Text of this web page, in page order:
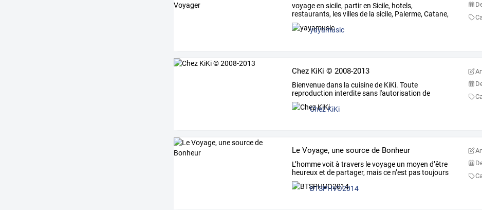
voyageen sicile, partiren Sicile, hotels,
restaurants, lesvillesde la sicile, Palerme, Catane,
Syracuse,
yayamusic
Chez KiKi © 2008-2013
Bienvenue dans la cuisine de KiKi. Toute
reproduction interdite sans l'autorisation de
l'auteur.
Chez KiKi
Le Voyage, une source de Bonheur
L’hommevoit à travers levoyage un moyen d’être
heureuxet de partager, maisce n’est pastoujours
le…
BTSPHVO2014